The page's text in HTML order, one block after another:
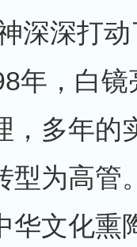
深深打
年，白
，多年的
型为高管
华文化熏